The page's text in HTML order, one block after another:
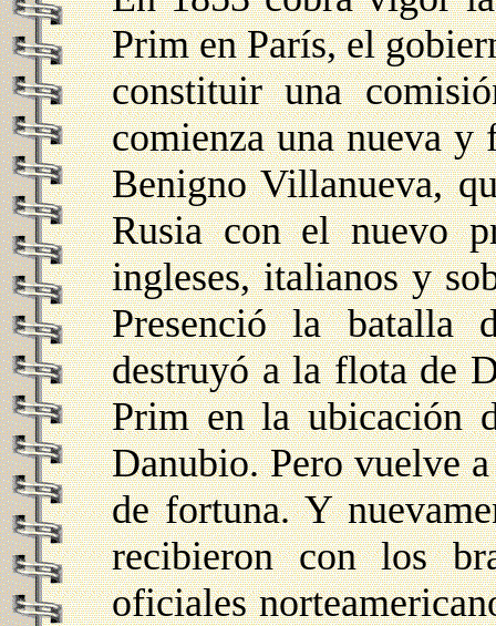
Prim en París, el
constituir una
comienza una nueva y
Benigno Villanueva,
Rusia con el nuevo
ingleses, italianos y
Presenció la batalla
destruyó a la flota de
Prim en la ubicación
Danubio. Pero vuelve
de fortuna. Y
recibieron con los
oficiales